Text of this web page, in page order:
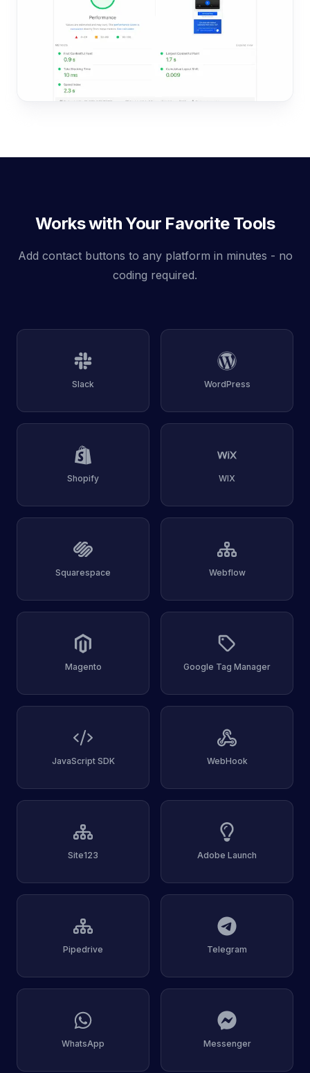
Works with Your Favorite Tools
Add contact buttons to any platform in minutes - no
coding required.
Slack WordPress
Shopify WIX
Squarespace Webflow
Magento Google Tag Manager
JavaScript SDK WebHook
Site123 Adobe Launch
Pipedrive Telegram
WhatsApp Messenger